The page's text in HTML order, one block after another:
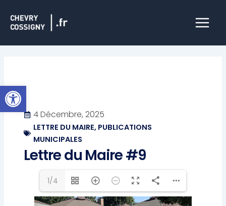
Ouvrir la barre d’outils
contenu
Menu
4 Décembre, 2025
LETTRE DU MAIRE, PUBLICATIONS
MUNICIPALES
Lettre du Maire #9
1/4